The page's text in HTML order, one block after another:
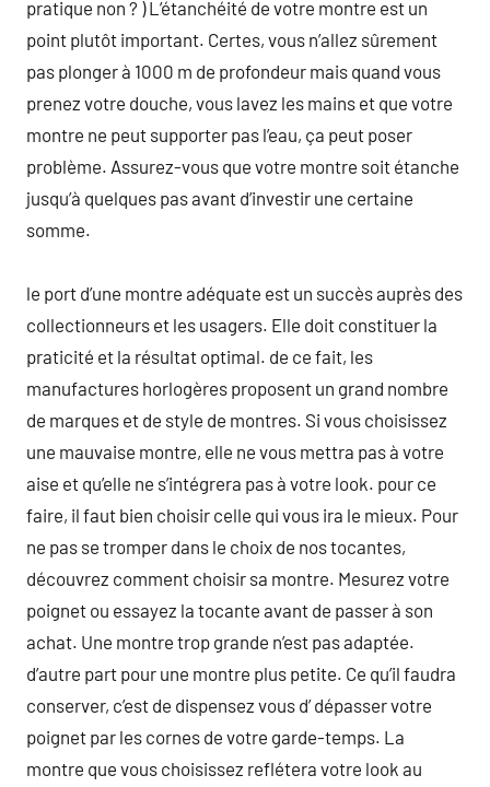
pratique non ? ) L’étanchéité de votre montre est un
point plutôt important. Certes, vous n’allez sûrement
pas plonger à 1000 m de profondeur mais quand vous
prenez votre douche, vous lavez les mains et que votre
montre ne peut supporter pas l’eau, ça peut poser
problème. Assurez-vous que votre montre soit étanche
jusqu’à quelques pas avant d’investir une certaine
somme.
le port d’une montre adéquate est un succès auprès des
collectionneurs et les usagers. Elle doit constituer la
praticité et la résultat optimal. de ce fait, les
manufactures horlogères proposent un grand nombre
de marques et de style de montres. Si vous choisissez
une mauvaise montre, elle ne vous mettra pas à votre
aise et qu’elle ne s’intégrera pas à votre look. pour ce
faire, il faut bien choisir celle qui vous ira le mieux. Pour
ne pas se tromper dans le choix de nos tocantes,
découvrez comment choisir sa montre. Mesurez votre
poignet ou essayez la tocante avant de passer à son
achat. Une montre trop grande n’est pas adaptée.
d’autre part pour une montre plus petite. Ce qu’il faudra
conserver, c’est de dispensez vous d’ dépasser votre
poignet par les cornes de votre garde-temps. La
montre que vous choisissez reflétera votre look au